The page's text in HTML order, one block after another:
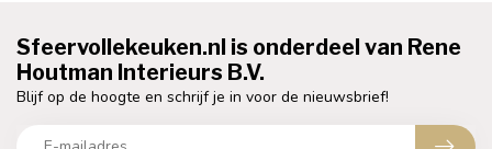
Sfeervollekeuken.nl is onderdeel van Rene
Houtman Interieurs B.V.
Blijf op de hoogte en schrijf je in voor de nieuwsbrief!